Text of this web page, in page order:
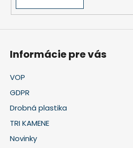
Informácie pre vás
VOP
GDPR
Drobná plastika
TRI KAMENE
Novinky